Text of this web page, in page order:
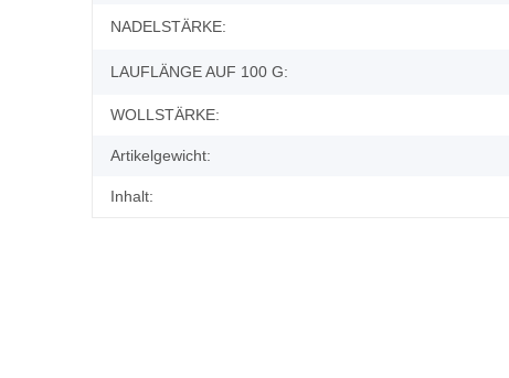
NADELSTÄRKE:
LAUFLÄNGE AUF 100 G:
WOLLSTÄRKE:
Artikelgewicht:
Inhalt: